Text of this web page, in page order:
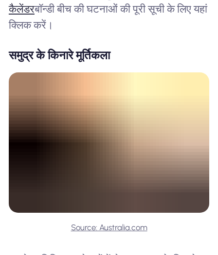
कैलेंडरबॉन्डी बीच की घटनाओं की पूरी सूची के लिए यहां
क्लिक करें।
समुद्र के किनारे मूर्तिकला
Source: Australia.com